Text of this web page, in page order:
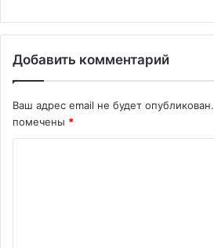
Добавить комментарий
Ваш адрес email не будет опубликован.
помечены *